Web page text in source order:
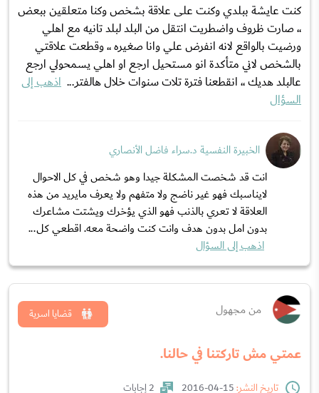
كنت عايشة ببلدي وكنت على علاقة بشخص وكنا متعلقين ببعض
،، صارت ظروف واضطريت انتقل من البلد لبلد تانيه مع اهلي
ورضيت بالواقع لانه انفرض علي وانا صغيره ،، وقطعت علاقتي
بالشخص لاني متأكدة انو مستحيل ارجع او اهلي يسمحولي ارجع
عالبلد هديك ،، انقطعنا فترة تلات سنوات خلال هالفتر... اذهب إلى
السؤال
الخبيرة النفسية د.سراء فاضل الأنصاري
انت قد شخصت المشكلة جيدا وهو شخص في كل الاحوال
لايناسبك فهو غير ناضج ولا متفهم ولا يعرف مايريد من هذه
العلاقة لا تعري بالذنب فهو الذي يؤخرك ويشتت مشاعرك
بدون امل بدون هدف وانت كنت واضحة معه. اقطعي كل...
اذهب إلى السؤال
من مجهول
عمتي مش تاركتنا في حالنا.
قضايا اسرية
تاريخ النشر: 2 إجابات